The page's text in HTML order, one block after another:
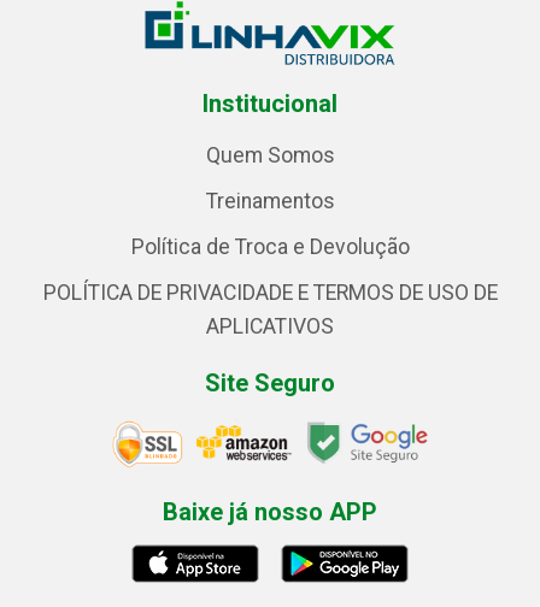
Institucional
Quem Somos
Treinamentos
Política de Troca e Devolução
POLÍTICA DE PRIVACIDADE E TERMOS DE USO DE
APLICATIVOS
Site Seguro
Baixe já nosso APP